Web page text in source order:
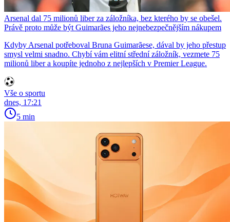
Arsenal dal 75 milionů liber za záložníka, bez kterého by se obešel.
Právě proto může být Guimarães jeho nejnebezpečnějším nákupem
Kdyby Arsenal potřeboval Bruna Guimarãese, dával by jeho přestup
smysl velmi snadno. Chybí vám elitní střední záložník, vezmete 75
milionů liber a koupíte jednoho z nejlepších v Premier League.
Vše o sportu
dnes, 17:21
5 min